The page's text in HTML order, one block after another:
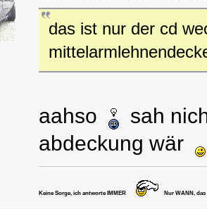
das ist nur der cd
aahso
sah
abdeckung wär
Keine Sorge, ich antworte IMMER Nur WANN,